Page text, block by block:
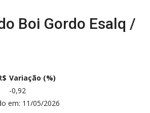
Boi Gordo Esalq /
Variação (%)
-0,92
em: 11/05/2026